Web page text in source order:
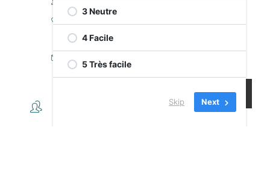
Phone
514 482 6665
Email
3 Neutre
4 Facile
5 Très facile
Skip Next